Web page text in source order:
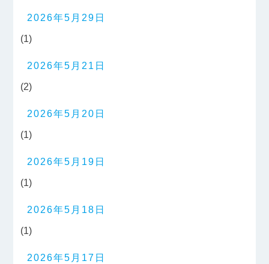
2026年5月29日
(1)
2026年5月21日
(2)
2026年5月20日
(1)
2026年5月19日
(1)
2026年5月18日
(1)
2026年5月17日